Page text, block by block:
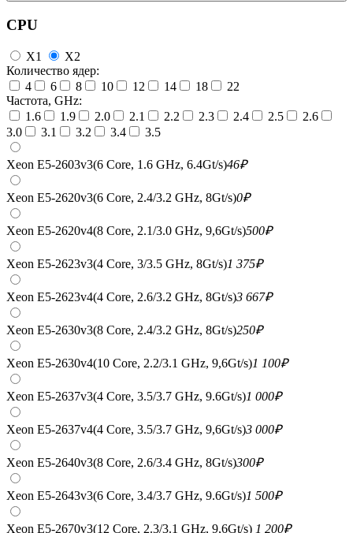
CPU
X1
X2
Количество ядер:
4
6 8 10 12 14 18
22
Частота, GHz:
1.6
1.9 2.0 2.1 2.2 2.3 2.4 2.5
2.6
3.0
3.1 3.2 3.4 3.5
Xeon E5-2603v3(6 Core, 1.6 GHz, 6.4Gt/s)46₽
Xeon E5-2620v3(6 Core, 2.4/3.2 GHz, 8Gt/s)0₽
Xeon E5-2620v4(8 Core, 2.1/3.0 GHz, 9,6Gt/s)500₽
Xeon E5-2623v3(4 Core, 3/3.5 GHz, 8Gt/s)1 375₽
Xeon E5-2623v4(4 Core, 2.6/3.2 GHz, 8Gt/s)3 667₽
Xeon E5-2630v3(8 Core, 2.4/3.2 GHz, 8Gt/s)250₽
Xeon E5-2630v4(10 Core, 2.2/3.1 GHz, 9,6Gt/s)1 100₽
Xeon E5-2637v3(4 Core, 3.5/3.7 GHz, 9.6Gt/s)1 000₽
Xeon E5-2637v4(4 Core, 3.5/3.7 GHz, 9,6Gt/s)3 000₽
Xeon E5-2640v3(8 Core, 2.6/3.4 GHz, 8Gt/s)300₽
Xeon E5-2643v3(6 Core, 3.4/3.7 GHz, 9.6Gt/s)1 500₽
Xeon E5-2670v3(12 Core, 2.3/3.1 GHz, 9,6Gt/s) 1 200₽